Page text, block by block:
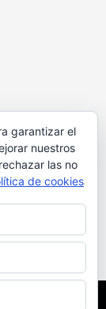
garantizar el
nuestros
las no
de cookies